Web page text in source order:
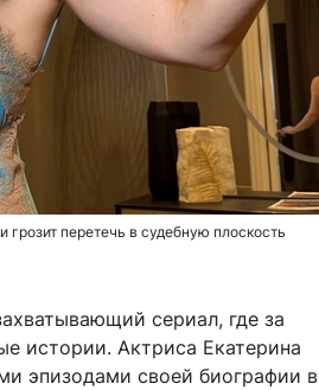
перетечь в судебную плоскость
сериал, где за
истории. Актриса Екатерина
эпизодами своей биографии в